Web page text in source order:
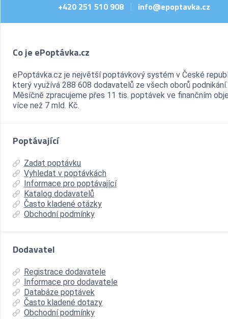
+420 251 510 908 info@epoptavka.cz
Co je ePoptávka.cz
ePoptávka.cz je největší poptávkový systém v České
který využívá 288 608 dodavatelů ze všech oborů podnikání.
Měsíčně zpracujeme přes 11 tis. poptávek ve finančním
více než 7 mld. Kč.
Poptávající
Zadat poptávku
Vyhledat v poptávkách
Informace pro poptávající
Katalog dodavatelů
Často kladené otázky
Obchodní podmínky
Dodavatel
Registrace dodavatele
Informace pro dodavatele
Databáze poptávek
Často kladené dotazy
Obchodní podmínky